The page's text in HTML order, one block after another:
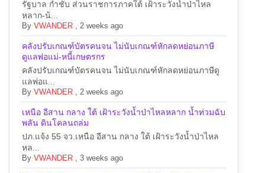
รัฐบาล กำชับ ส่วนราชการภาคใต้ เฝ้าระวังน้ำป่าไหล
หลาก-น้...
By VWANDER , 2 weeks ago
คลังปรับเกณฑ์บัตรคนจน ไม่นับเกณฑ์หักลดหย่อนภาษี
ดูแลพ่อแม่-หนี้เกษตรกร
คลังปรับเกณฑ์บัตรคนจน ไม่นับเกณฑ์หักลดหย่อนภาษีดู
แลพ่อแ...
By VWANDER , 2 weeks ago
เหนือ อีสาน กลาง ใต้ เฝ้าระวังน้ำป่าไหลหลาก น้ำท่วมฉับ
พลัน ดินโคลนถล่ม
ปภ.แจ้ง 55 จว.เหนือ อีสาน กลาง ใต้ เฝ้าระวังน้ำป่าไหล
หล...
By VWANDER , 3 weeks ago